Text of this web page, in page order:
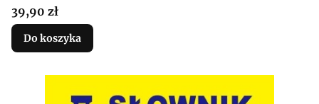
Cena
39,90 zł
Do koszyka